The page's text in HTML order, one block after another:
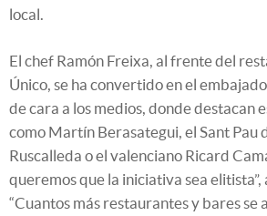
local.
El chef Ramón Freixa, al frente del
Único, se ha convertido en el
de cara a los medios, donde destacan
como Martín Berasategui, el Sant Pau
Ruscalleda o el valenciano Ricard
queremos que la iniciativa sea elitista”,
“Cuantos más restaurantes y bares se